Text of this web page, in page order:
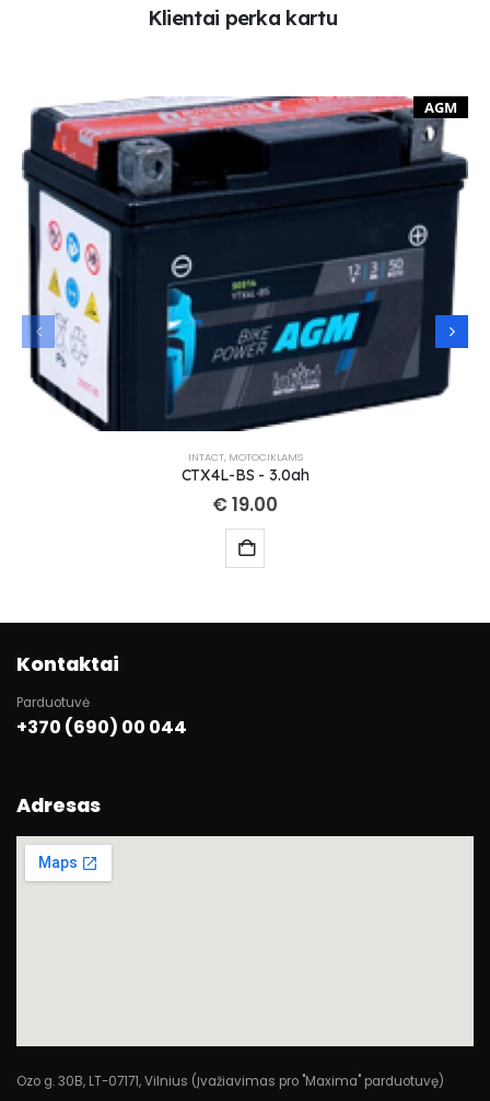
Klientai perka kartu
AGM
INTACT, MOTOCIKLAMS
CTX4L-BS - 3.0ah
€ 19.00
Kontaktai
Parduotuvė
+370 (690) 00 044
Adresas
Ozo g. 30B, LT-07171, Vilnius (Įvažiavimas pro "Maxima" parduotuvę)